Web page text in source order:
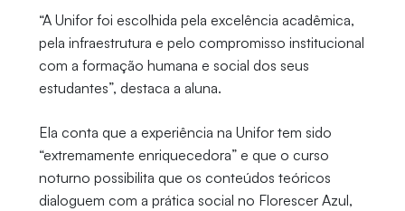
“A Unifor foi escolhida pela excelência acadêmica,
pela infraestrutura e pelo compromisso institucional
com a formação humana e social dos seus
estudantes”, destaca a aluna.
Ela conta que a experiência na Unifor tem sido
“extremamente enriquecedora” e que o curso
noturno possibilita que os conteúdos teóricos
dialoguem com a prática social no Florescer Azul,